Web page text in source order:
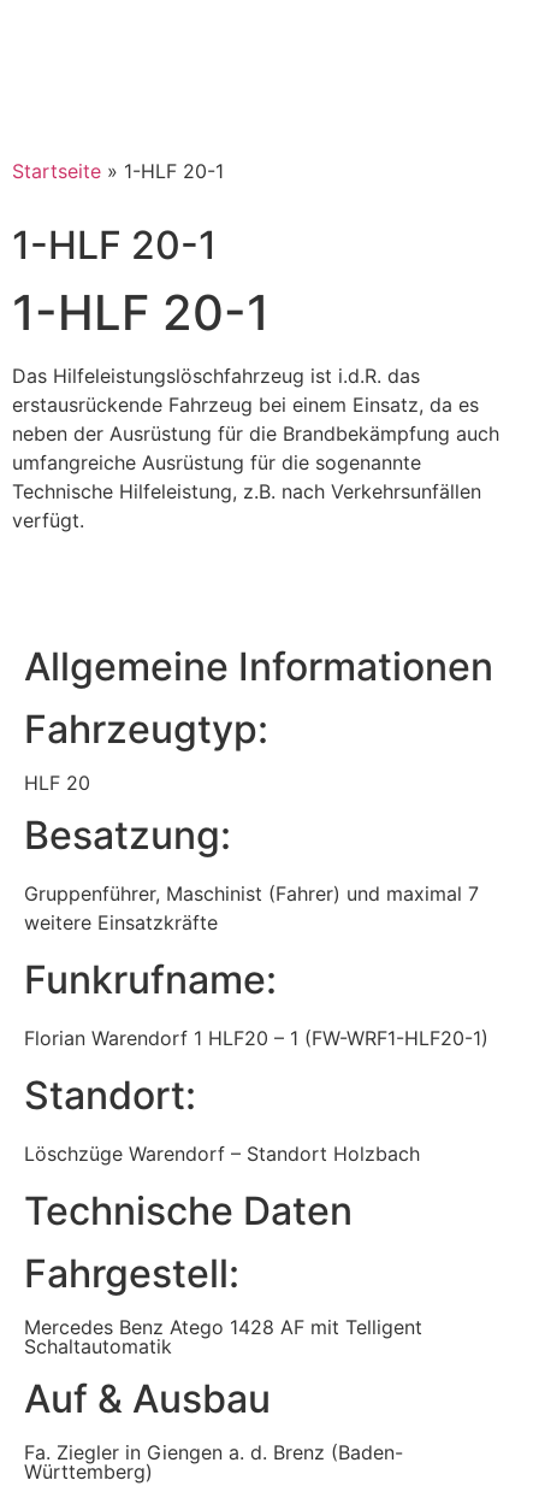
Startseite » 1-HLF 20-1
1-HLF 20-1
1-HLF 20-1
Das Hilfeleistungslöschfahrzeug ist i.d.R. das
erstausrückende Fahrzeug bei einem Einsatz, da es
neben der Ausrüstung für die Brandbekämpfung auch
umfangreiche Ausrüstung für die sogenannte
Technische Hilfeleistung, z.B. nach Verkehrsunfällen
verfügt.
Allgemeine Informationen
Fahrzeugtyp:
HLF 20
Besatzung:
Gruppenführer, Maschinist (Fahrer) und maximal 7
weitere Einsatzkräfte
Funkrufname:
Florian Warendorf 1 HLF20 – 1 (FW-WRF1-HLF20-1)
Standort:
Löschzüge Warendorf – Standort Holzbach
Technische Daten
Fahrgestell:​
Mercedes Benz Atego 1428 AF mit Telligent
Schaltautomatik
Auf & Ausbau
Fa. Ziegler in Giengen a. d. Brenz (Baden-
Württemberg)